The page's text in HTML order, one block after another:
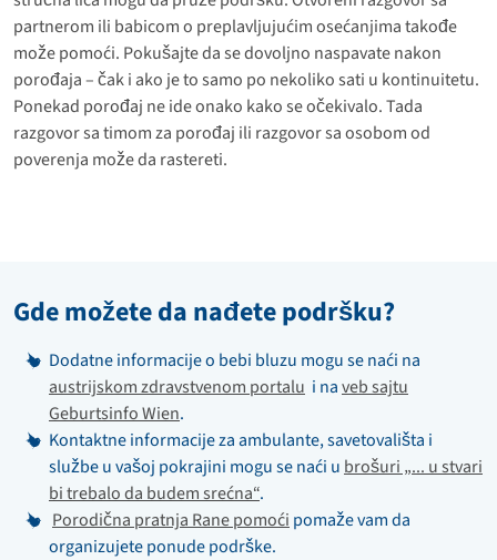
partnerom ili babicom o preplavljujućim osećanjima takođe
može pomoći. Pokušajte da se dovoljno naspavate nakon
porođaja – čak i ako je to samo po nekoliko sati u kontinuitetu.
Ponekad porođaj ne ide onako kako se očekivalo. Tada
razgovor sa timom za porođaj ili razgovor sa osobom od
poverenja može da rastereti.
Gde možete da nađete podršku?
Dodatne informacije o bebi bluzu mogu se naći na
austrijskom zdravstvenom portalu i naveb sajtu
Geburtsinfo Wien.
Kontaktne informacije za ambulante, savetovališta i
službe u vašoj pokrajini mogu se naći u brošuri „... u stvari
bi trebalo da budem srećna“.
Porodična pratnja Rane pomoći pomaže vam da
organizujete ponude podrške.